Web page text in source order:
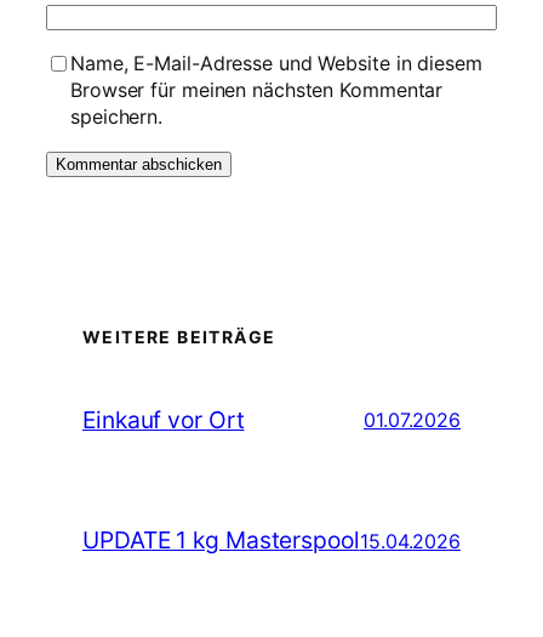
Name, E-Mail-Adresse und Website in diesem
Browser für meinen nächsten Kommentar
speichern.
WEITERE BEITRÄGE
Einkauf vor Ort 01.07.2026
UPDATE 1 kg Masterspool15.04.2026